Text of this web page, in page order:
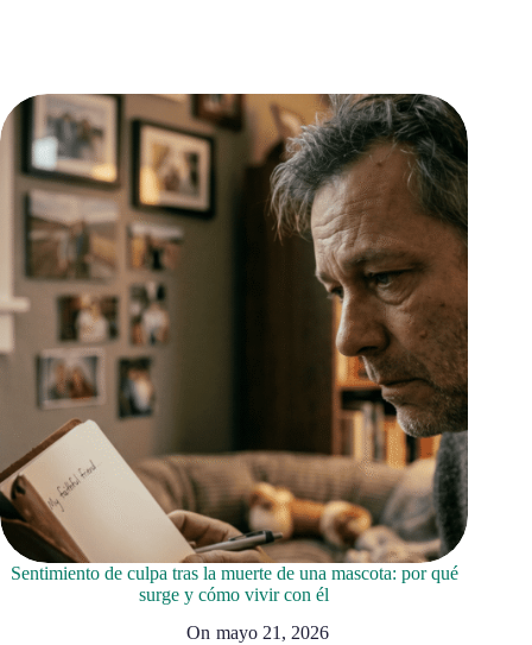
Sentimiento de culpa tras la muerte de una mascota: por qué
surge y cómo vivir con él
On mayo 21, 2026